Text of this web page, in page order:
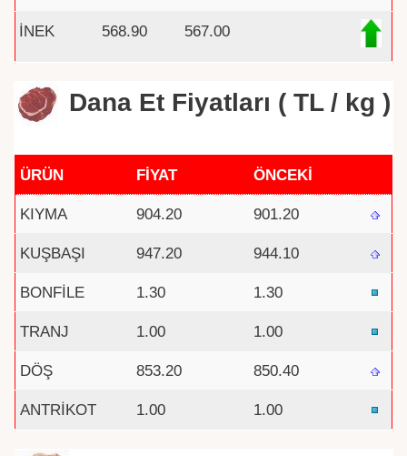
İNEK 568.90 567.00
Dana Et Fiyatları ( TL / kg )
ÜRÜN FİYAT ÖNCEKİ
KIYMA 904.20 901.20
KUŞBAŞI 947.20 944.10
BONFİLE 1.30 1.30
TRANJ 1.00 1.00
DÖŞ 853.20 850.40
ANTRİKOT 1.00 1.00